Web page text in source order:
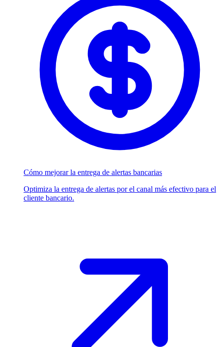
Cómo mejorar la entrega de alertas bancarias
Optimiza la entrega de alertas por el canal más efectivo para el
cliente bancario.